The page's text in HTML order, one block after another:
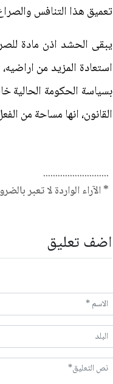
تعميق هذا التنافس
يبقى الحشد اذن مادة
استعادة المزيد من
بسياسة الحكومة الحالية
القانون، انها مساحة من
...........................
* الآراء الواردة لا تعبر
اضف تعليق